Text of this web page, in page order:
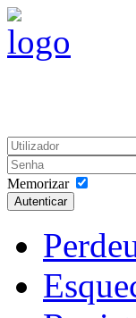
Memorizar
Autenticar